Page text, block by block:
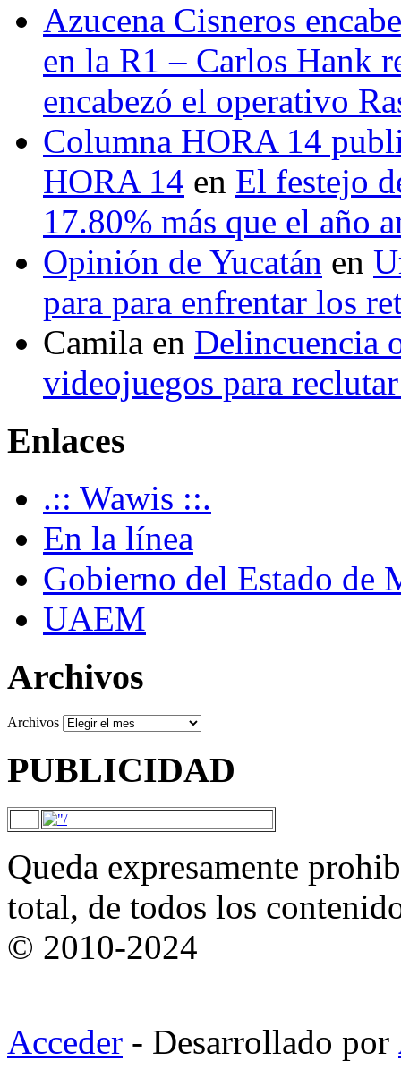
Azucena Cisneros
en la R1 – Carlos Hank
encabezó el operativo
Columna HORA 14
HORA 14 en El festejo
17.80% más que el año
Opinión de Yucatán en
para para enfrentar los
Camila en Delincuencia
videojuegos para
Enlaces
.:: Wawis ::.
En la línea
Gobierno del Estado de
UAEM
Archivos
Archivos
PUBLICIDAD
Queda expresamente
total, de todos los
© 2010-2024
Acceder - Desarrollado por